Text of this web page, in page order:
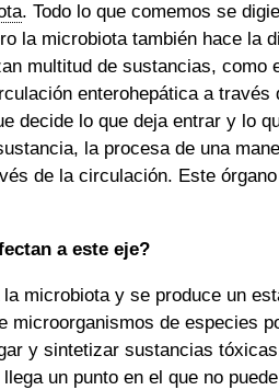
. Todo lo que comemos se
la microbiota también hace la
multitud de sustancias, como
enterohepática a
decide lo que deja entrar y lo
la procesa de una
de la circulación. Este
a este eje?
microbiota y se produce un
microorganismos de especies
y sintetizar sustancias
un punto en el que no